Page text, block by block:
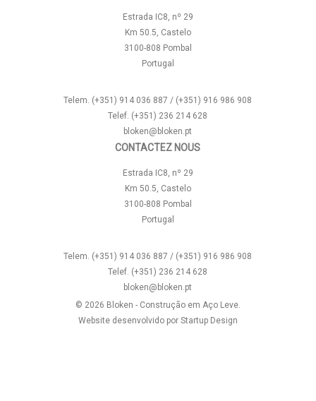
Estrada IC8, nº 29
Km 50.5, Castelo
3100-808 Pombal
Portugal
Telem. (+351) 914 036 887 / (+351) 916 986 908
Telef. (+351) 236 214 628
bloken@bloken.pt
CONTACTEZ NOUS
Estrada IC8, nº 29
Km 50.5, Castelo
3100-808 Pombal
Portugal
Telem. (+351) 914 036 887 / (+351) 916 986 908
Telef. (+351) 236 214 628
bloken@bloken.pt
© 2026 Bloken - Construção em Aço Leve.
Website desenvolvido por Startup Design